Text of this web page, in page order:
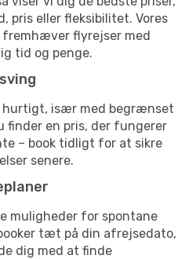
pris eller fleksibilitet. Vores
flyrejser med
tid og penge.
hurtigt, især med begrænset
finder en pris, der fungerer
– book tidligt for at sikre
senere.
muligheder for spontane
tæt på din afrejsedato,
dig med at finde